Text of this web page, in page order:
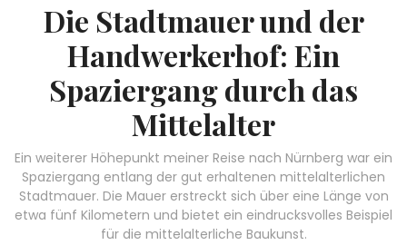
Die Stadtmauer und der
Handwerkerhof: Ein
Spaziergang durch das
Mittelalter
Ein weiterer Höhepunkt meiner Reise nach Nürnberg war ein
Spaziergang entlang der gut erhaltenen mittelalterlichen
Stadtmauer. Die Mauer erstreckt sich über eine Länge von
etwa fünf Kilometern und bietet ein eindrucksvolles Beispiel
für die mittelalterliche Baukunst.